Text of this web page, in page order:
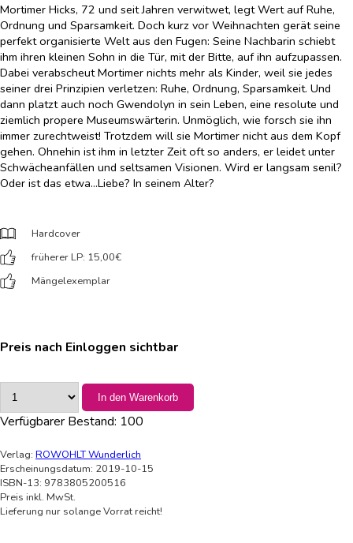
Mortimer Hicks, 72 und seit Jahren verwitwet, legt Wert auf Ruhe,
Ordnung und Sparsamkeit. Doch kurz vor Weihnachten gerät seine
perfekt organisierte Welt aus den Fugen: Seine Nachbarin schiebt
ihm ihren kleinen Sohn in die Tür, mit der Bitte, auf ihn aufzupassen.
Dabei verabscheut Mortimer nichts mehr als Kinder, weil sie jedes
seiner drei Prinzipien verletzen: Ruhe, Ordnung, Sparsamkeit. Und
dann platzt auch noch Gwendolyn in sein Leben, eine resolute und
ziemlich propere Museumswärterin. Unmöglich, wie forsch sie ihn
immer zurechtweist! Trotzdem will sie Mortimer nicht aus dem Kopf
gehen. Ohnehin ist ihm in letzter Zeit oft so anders, er leidet unter
Schwächeanfällen und seltsamen Visionen. Wird er langsam senil?
Oder ist das etwa...Liebe? In seinem Alter?
Hardcover
früherer LP: 15,00€
Mängelexemplar
Preis nach Einloggen sichtbar
In den Warenkorb
Verfügbarer Bestand: 100
Verlag: ROWOHLT Wunderlich
Erscheinungsdatum: 2019-10-15
ISBN-13: 9783805200516
Preis inkl. MwSt.
Lieferung nur solange Vorrat reicht!